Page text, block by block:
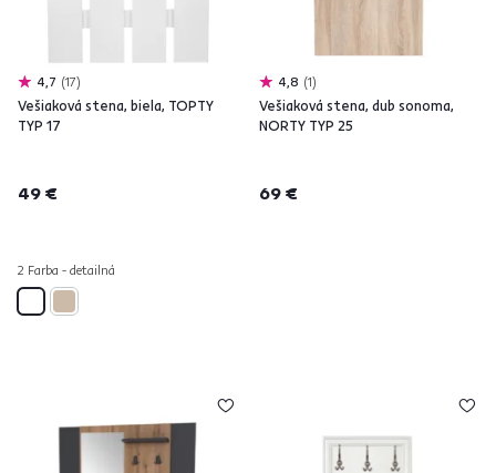
4,7 17
Vešiaková stena, biela, TOPTY
TYP 17
49 €
2 Farba - detailná
4,8 1
Vešiaková stena, dub sonoma,
NORTY TYP 25
69 €